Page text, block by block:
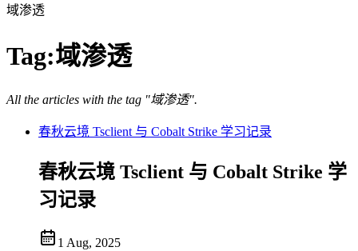
域渗透
Tag:域渗透
All the articles with the tag "域渗透".
春秋云境 Tsclient 与 Cobalt Strike 学习记录
春秋云境 Tsclient 与 Cobalt Strike 学
习记录
1 Aug, 2025